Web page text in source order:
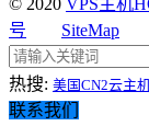
© 2020 VPS主机
号
SiteMap
热搜: 美国CN2云主
联系我们